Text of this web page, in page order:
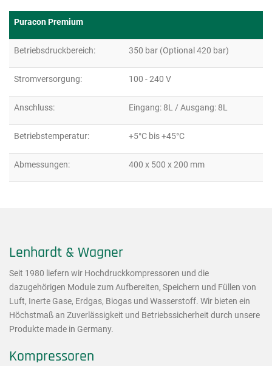
Puracon Premium
Betriebsdruckbereich: 350 bar (Optional 420 bar)
Stromversorgung: 100 - 240 V
Anschluss: Eingang: 8L / Ausgang: 8L
Betriebstemperatur: +5°C bis +45°C
Abmessungen: 400 x 500 x 200 mm
Lenhardt & Wagner
Seit 1980 liefern wir Hochdruckkompressoren und die
dazugehörigen Module zum Aufbereiten, Speichern und Füllen von
Luft, Inerte Gase, Erdgas, Biogas und Wasserstoff. Wir bieten ein
Höchstmaß an Zuverlässigkeit und Betriebssicherheit durch unsere
Produkte made in Germany.
Kompressoren